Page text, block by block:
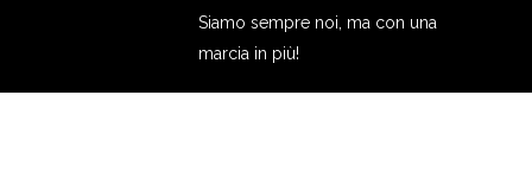
Siamo sempre noi, ma con una
marcia in più!